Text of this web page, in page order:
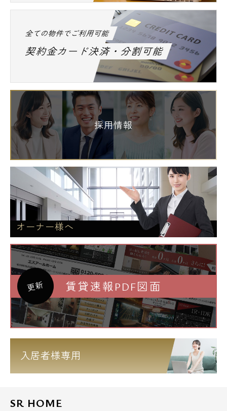
全ての物件でご利用可能
契約金カード決済・分割可能
採用情報
オーナー様へ
更新 賃貸速報PDF図面
入居者様専用
SR HOME